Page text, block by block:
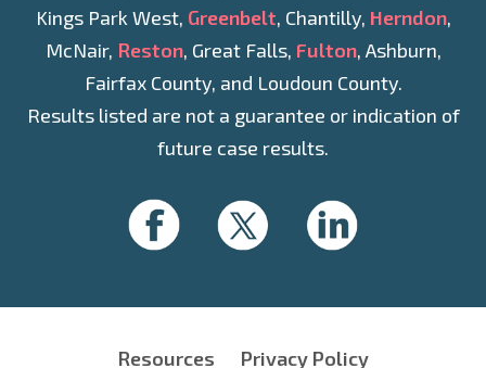
Kings Park West, Greenbelt, Chantilly, Herndon,
McNair, Reston, Great Falls, Fulton, Ashburn,
Fairfax County, and Loudoun County.
Results listed are not a guarantee or indication of
future case results.
Resources Privacy Policy